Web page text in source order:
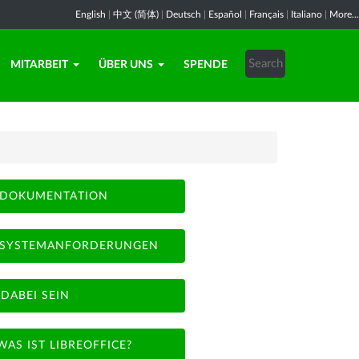
English 中文 (简体) Deutsch Español Français Italiano More...
MITARBEIT ÜBER UNS SPENDE
DOKUMENTATION
SYSTEMANFORDERUNGEN
DABEI SEIN
IST LIBREOFFICE?